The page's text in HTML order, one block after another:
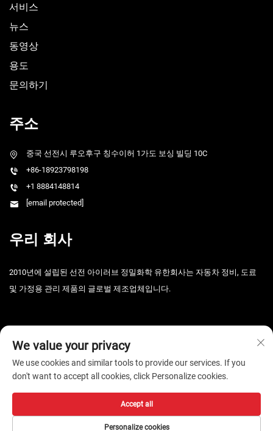
서비스
뉴스
동영상
용도
문의하기
주소
중국 선전시 루오후구 칭수이허 1가도 보싱 빌딩 10C
+86-18923798198
+1 8884148814
[email protected]
우리 회사
2010년에 설립된 선전 아이러브 정밀화학 유한회사는 자동차 정비, 도료
및 가정용 관리 제품의 글로벌 제조업체입니다.
Copyright © 2026 선전 i-Like 정밀화학유한공자. 판권 소유. - 개인정보 보
We value your privacy
We use cookies and similar tools to provide our services. If you
don't want to accept all cookies, click Personalize cookies.
Personalize cookies
Accept all